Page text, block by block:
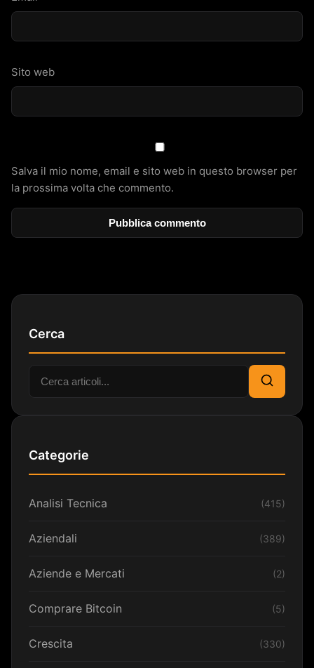
Sito web
Salva il mio nome, email e sito web in questo browser per
la prossima volta che commento.
Cerca
Cerca:
Cerca
Categorie
Analisi Tecnica (415)
Aziendali (389)
Aziende e Mercati (2)
Comprare Bitcoin (5)
Crescita (330)